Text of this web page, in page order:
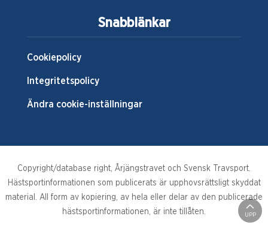
Snabblänkar
Cookiepolicy
Integritetspolicy
Ändra cookie-inställningar
UPP
Copyright/database right, Årjängstravet och Svensk Travsport.
Hästsportinformationen som publicerats är upphovsrättsligt skyddat
material. All form av kopiering, av hela eller delar av den publicerade
hästsportinformationen, är inte tillåten.